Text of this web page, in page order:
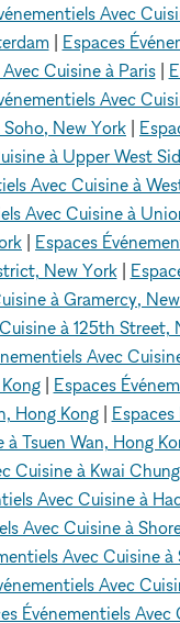
Avec
| Espaces
Cuisine à Paris|
Avec
Soho, New York |
à Upper West
Avec Cuisine à
Avec Cuisine à
| Espaces
New York|
à Gramercy,
à 125th Street,
Avec
| Espaces
Hong Kong|
Tsuen Wan, Hong
Cuisine à Kwai
Avec Cuisine à
Avec Cuisine à
Avec Cuisine
Avec
Événementiels